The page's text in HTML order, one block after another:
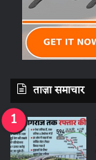
ताज़ा समाचार